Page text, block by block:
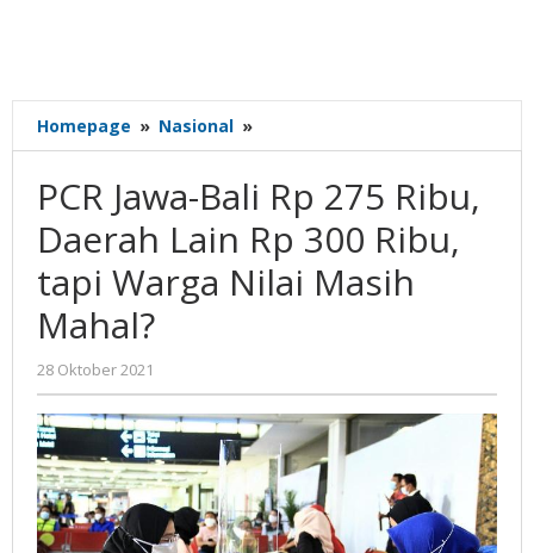
Homepage » Nasional »
Jawa-
Rp
275
Ribu,
Daerah
Lain
tapi
Warga
Nilai
Masih
Mahal?
PCR Jawa-Bali Rp 275 Ribu,
Daerah Lain Rp 300 Ribu,
tapi Warga Nilai Masih
Mahal?
28 Oktober 2021
Gatot
Susanto